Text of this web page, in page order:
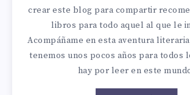
crear este blog para compartir
libros para todo aquel al que le
Acompáñame en esta aventura
tenemos unos pocos años para todos
hay por leer en este